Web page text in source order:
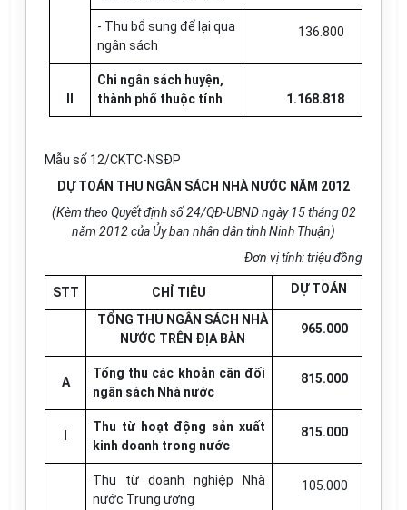
- Thu bổ sung để lại qua
ngân sách
136.800
Chi ngân sách huyện,
thành phố thuộc tỉnh
1.168.818
Mẫu số 12/CKTC-NSĐP
DỰ TOÁN THU NGÂN SÁCH NHÀ NƯỚC NĂM 2012
(Kèm theo Quyết định số 24/QĐ-UBND ngày 15 tháng 02
năm 2012 của Ủy ban nhân dân tỉnh Ninh Thuận)
Đơn vị tính: triệu đồng
STT CHỈ TIÊU DỰ TOÁN
TỔNG THU NGÂN SÁCH NHÀ
NƯỚC TRÊN ĐỊA BÀN
965.000
A
Tổng thu các khoản cân đối
ngân sách Nhà nước
815.000
Thu từ hoạt động sản xuất
kinh doanh trong nước
815.000
Thu từ doanh nghiệp Nhà
nước Trung ương
105.000